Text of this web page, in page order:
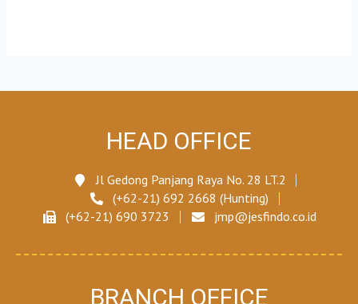
HEAD OFFICE
Jl Gedong Panjang Raya No. 28 LT.2
(+62-21) 692 2668 (Hunting)
(+62-21) 690 3723
jmp@jesfindo.co.id
BRANCH OFFICE